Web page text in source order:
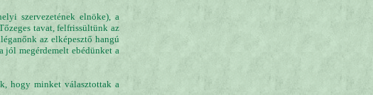
szervezetének elnöke), a
tavat, felfrissültünk az
az elképesztő hangú
jól megérdemelt ebédünket a
hogy minket választottak a